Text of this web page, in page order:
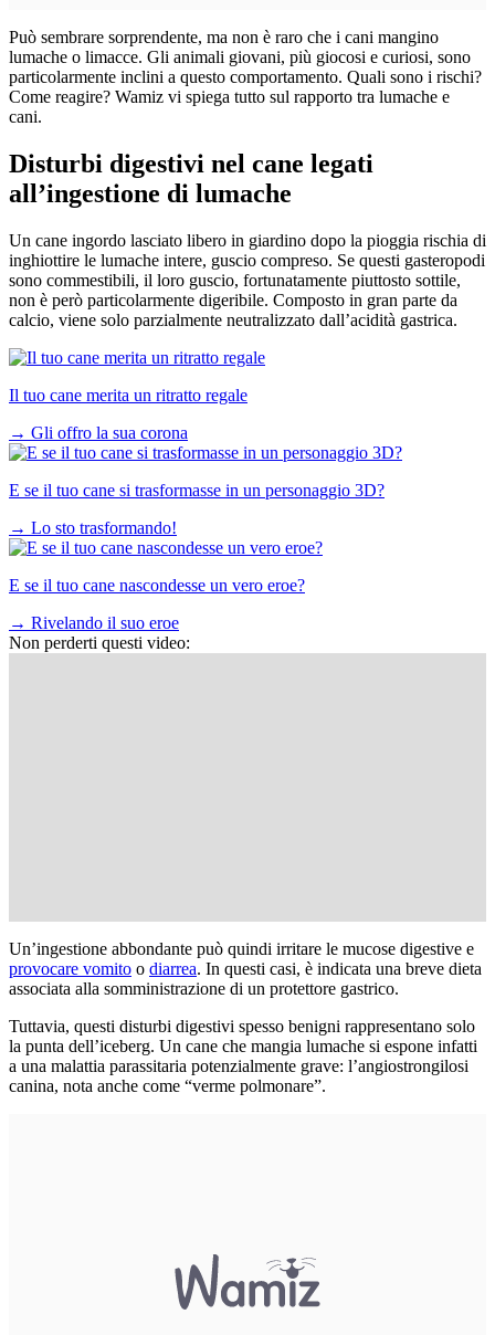
Può sembrare sorprendente, ma non è raro che i cani mangino
lumache o limacce. Gli animali giovani, più giocosi e curiosi, sono
particolarmente inclini a questo comportamento. Quali sono i rischi?
Come reagire? Wamiz vi spiega tutto sul rapporto tra lumache e
cani.
Disturbi digestivi nel cane legati
all’ingestione di lumache
Un cane ingordo lasciato libero in giardino dopo la pioggia rischia di
inghiottire le lumache intere, guscio compreso. Se questi gasteropodi
sono commestibili, il loro guscio, fortunatamente piuttosto sottile,
non è però particolarmente digeribile. Composto in gran parte da
calcio, viene solo parzialmente neutralizzato dall’acidità gastrica.
Il tuo cane merita un ritratto regale
→ Gli offro la sua corona
E se il tuo cane si trasformasse in un personaggio 3D?
→ Lo sto trasformando!
E se il tuo cane nascondesse un vero eroe?
→ Rivelando il suo eroe
Non perderti questi video:
Un’ingestione abbondante può quindi irritare le mucose digestive e
provocare vomito o diarrea. In questi casi, è indicata una breve dieta
associata alla somministrazione di un protettore gastrico.
Tuttavia, questi disturbi digestivi spesso benigni rappresentano solo
la punta dell’iceberg. Un cane che mangia lumache si espone infatti
a una malattia parassitaria potenzialmente grave: l’angiostrongilosi
canina, nota anche come “verme polmonare”.